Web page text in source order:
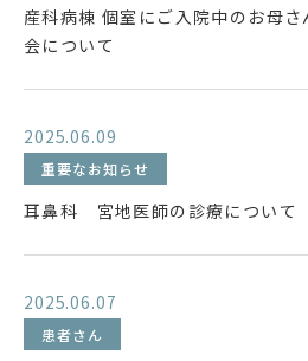
産科病棟 個室にご入院中のお母
会について
2025.06.09
重要なお知らせ
耳鼻科 宮地医師の診療について
2025.06.07
患者さん